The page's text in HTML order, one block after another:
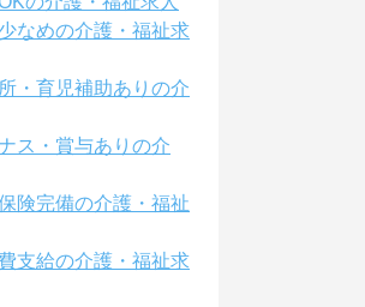
なめの介護・福祉求
・育児補助ありの介
ス・賞与ありの介
険完備の介護・福祉
支給の介護・福祉求